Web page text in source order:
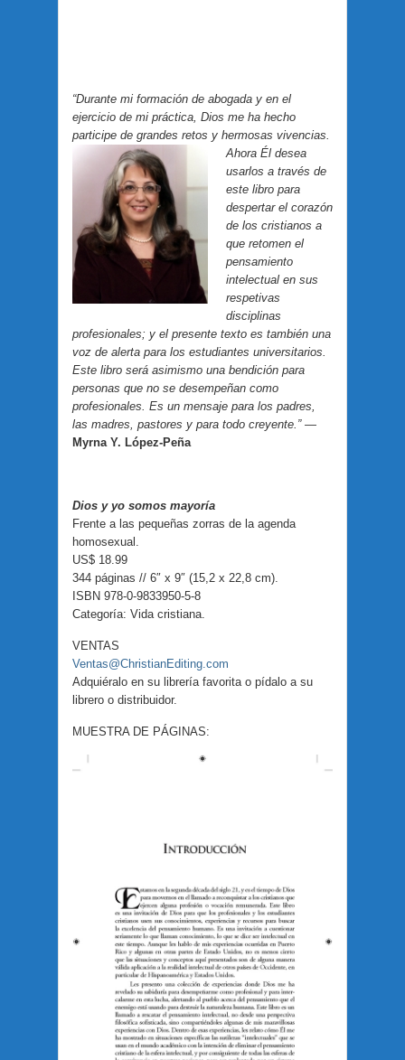
“Durante mi formación de abogada y en el
ejercicio de mi práctica, Dios me ha hecho
participe de grandes retos y hermosas vivencias.
Ahora Él desea
usarlos a través de
este libro para
despertar el corazón
de los cristianos a
que retomen el
pensamiento
intelectual en sus
respetivas
disciplinas
profesionales; y el presente texto es también una
voz de alerta para los estudiantes universitarios.
Este libro será asimismo una bendición para
personas que no se desempeñan como
profesionales. Es un mensaje para los padres,
las madres, pastores y para todo creyente.”—
Myrna Y. López-Peña
Dios y yo somos mayoría
Frente a las pequeñas zorras de la agenda
homosexual.
US$ 18.99
344 páginas // 6″ x 9″ (15,2 x 22,8 cm).
ISBN 978-0-9833950-5-8
Categoría: Vida cristiana.
VENTAS
Ventas@ChristianEditing.com
Adquiéralo en su librería favorita o pídalo a su
librero o distribuidor.
MUESTRA DE PÁGINAS: